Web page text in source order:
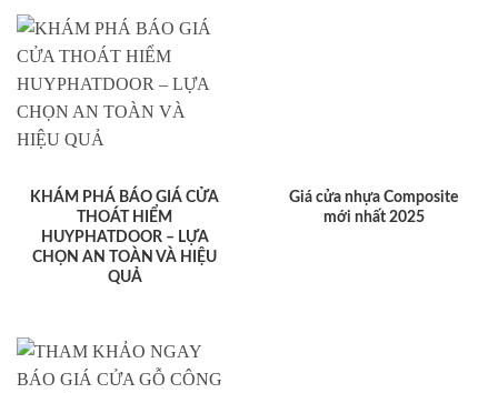
KHÁM PHÁ BÁO GIÁ CỬA
THOÁT HIỂM
HUYPHATDOOR – LỰA
CHỌN AN TOÀN VÀ HIỆU
QUẢ
Giá cửa nhựa Composite
mới nhất 2025